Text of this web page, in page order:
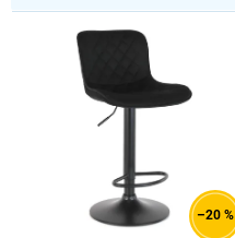
T
–20 %